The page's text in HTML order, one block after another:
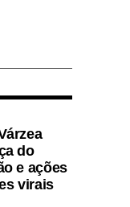
do
e ações
virais